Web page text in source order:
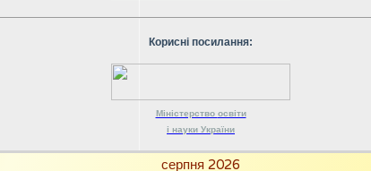
Корисні посилання:
Міністерство освіти
і науки України
серпня 2026